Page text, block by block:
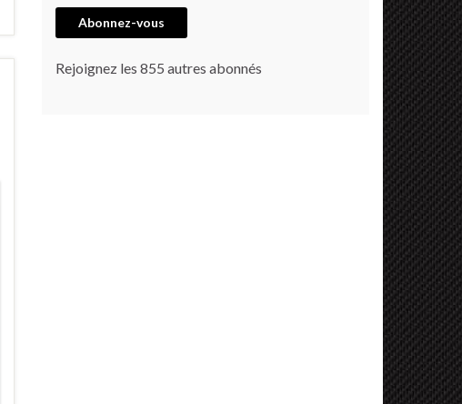
Abonnez-vous
Rejoignez les 855 autres abonnés